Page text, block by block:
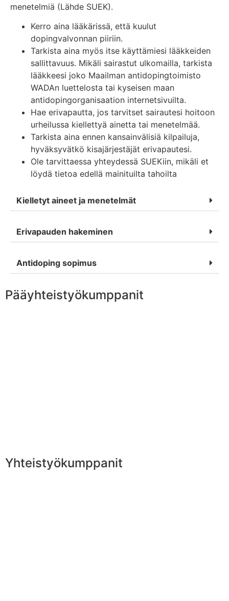
menetelmiä (Lähde SUEK).
Kerro aina lääkärissä, että kuulut
dopingvalvonnan piiriin.
Tarkista aina myös itse käyttämiesi lääkkeiden
sallittavuus. Mikäli sairastut ulkomailla, tarkista
lääkkeesi joko Maailman antidopingtoimisto
WADAn luettelosta tai kyseisen maan
antidopingorganisaation internetsivuilta.
Hae erivapautta, jos tarvitset sairautesi hoitoon
urheilussa kiellettyä ainetta tai menetelmää.
Tarkista aina ennen kansainvälisiä kilpailuja,
hyväksyvätkö kisajärjestäjät erivapautesi.
Ole tarvittaessa yhteydessä SUEKiin, mikäli et
löydä tietoa edellä mainituilta tahoilta
Kielletyt aineet ja menetelmät
Erivapauden hakeminen
Antidoping sopimus
Pääyhteistyökumppanit
Yhteistyökumppanit